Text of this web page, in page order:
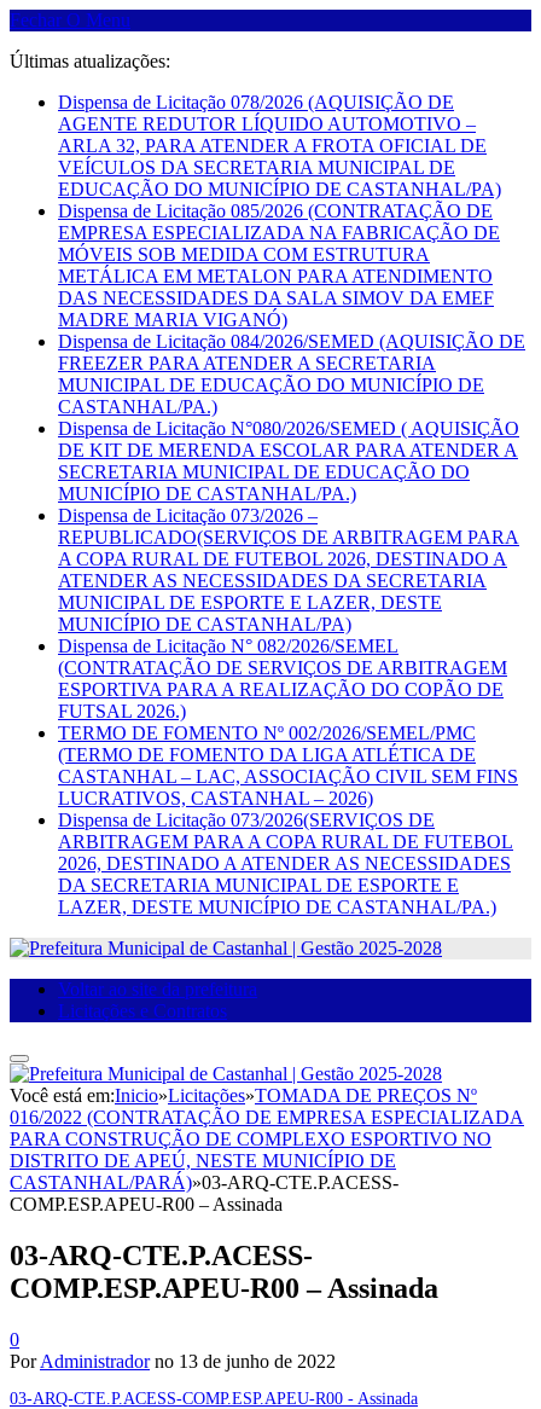
Fechar O Menu
Últimas atualizações:
Dispensa de Licitação 078/2026 (AQUISIÇÃO DE
AGENTE REDUTOR LÍQUIDO AUTOMOTIVO –
ARLA 32, PARA ATENDER A FROTA OFICIAL DE
VEÍCULOS DA SECRETARIA MUNICIPAL DE
EDUCAÇÃO DO MUNICÍPIO DE CASTANHAL/PA)
Dispensa de Licitação 085/2026 (CONTRATAÇÃO DE
EMPRESA ESPECIALIZADA NA FABRICAÇÃO DE
MÓVEIS SOB MEDIDA COM ESTRUTURA
METÁLICA EM METALON PARA ATENDIMENTO
DAS NECESSIDADES DA SALA SIMOV DA EMEF
MADRE MARIA VIGANÓ)
Dispensa de Licitação 084/2026/SEMED (AQUISIÇÃO DE
FREEZER PARA ATENDER A SECRETARIA
MUNICIPAL DE EDUCAÇÃO DO MUNICÍPIO DE
CASTANHAL/PA.)
Dispensa de Licitação N°080/2026/SEMED ( AQUISIÇÃO
DE KIT DE MERENDA ESCOLAR PARA ATENDER A
SECRETARIA MUNICIPAL DE EDUCAÇÃO DO
MUNICÍPIO DE CASTANHAL/PA.)
Dispensa de Licitação 073/2026 –
REPUBLICADO(SERVIÇOS DE ARBITRAGEM PARA
A COPA RURAL DE FUTEBOL 2026, DESTINADO A
ATENDER AS NECESSIDADES DA SECRETARIA
MUNICIPAL DE ESPORTE E LAZER, DESTE
MUNICÍPIO DE CASTANHAL/PA)
Dispensa de Licitação N° 082/2026/SEMEL
(CONTRATAÇÃO DE SERVIÇOS DE ARBITRAGEM
ESPORTIVA PARA A REALIZAÇÃO DO COPÃO DE
FUTSAL 2026.)
TERMO DE FOMENTO Nº 002/2026/SEMEL/PMC
(TERMO DE FOMENTO DA LIGA ATLÉTICA DE
CASTANHAL – LAC, ASSOCIAÇÃO CIVIL SEM FINS
LUCRATIVOS, CASTANHAL – 2026)
Dispensa de Licitação 073/2026(SERVIÇOS DE
ARBITRAGEM PARA A COPA RURAL DE FUTEBOL
2026, DESTINADO A ATENDER AS NECESSIDADES
DA SECRETARIA MUNICIPAL DE ESPORTE E
LAZER, DESTE MUNICÍPIO DE CASTANHAL/PA.)
Voltar ao site da prefeitura
Licitações e Contratos
Você está em:Inicio»Licitações»TOMADA DE PREÇOS Nº
016/2022 (CONTRATAÇÃO DE EMPRESA ESPECIALIZADA
PARA CONSTRUÇÃO DE COMPLEXO ESPORTIVO NO
DISTRITO DE APEÚ, NESTE MUNICÍPIO DE
CASTANHAL/PARÁ)»03-ARQ-CTE.P.ACESS-
COMP.ESP.APEU-R00 – Assinada
03-ARQ-CTE.P.ACESS-
COMP.ESP.APEU-R00 – Assinada
0
PorAdministrador no 13 de junho de 2022
03-ARQ-CTE.P.ACESS-COMP.ESP.APEU-R00 - Assinada